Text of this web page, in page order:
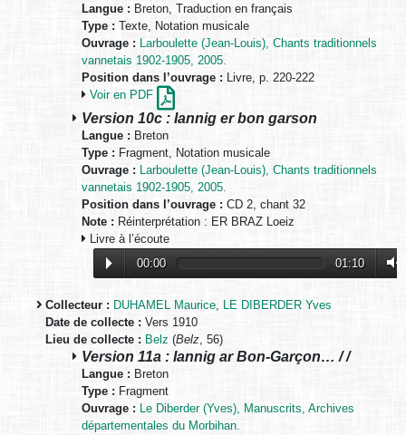
Langue : Breton, Traduction en français
Type : Texte, Notation musicale
Ouvrage : Larboulette (Jean-Louis), Chants traditionnels
vannetais 1902-1905, 2005.
Position dans l’ouvrage : Livre, p. 220-222
Voir en PDF
Version 10c : Iannig er bon garson
Langue : Breton
Type : Fragment, Notation musicale
Ouvrage : Larboulette (Jean-Louis), Chants traditionnels
vannetais 1902-1905, 2005.
Position dans l’ouvrage : CD 2, chant 32
Note : Réinterprétation : ER BRAZ Loeiz
Livre à l’écoute
00:00
01:10
Collecteur : DUHAMEL Maurice, LE DIBERDER Yves
Date de collecte : Vers 1910
Lieu de collecte : Belz (Belz, 56)
Version 11a : Iannig ar Bon-Garçon… / /
Langue : Breton
Type : Fragment
Ouvrage : Le Diberder (Yves), Manuscrits, Archives
départementales du Morbihan.